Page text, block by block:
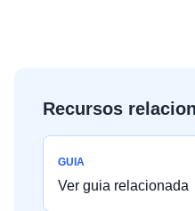
Recursos
GUIA
Ver guia relacionada